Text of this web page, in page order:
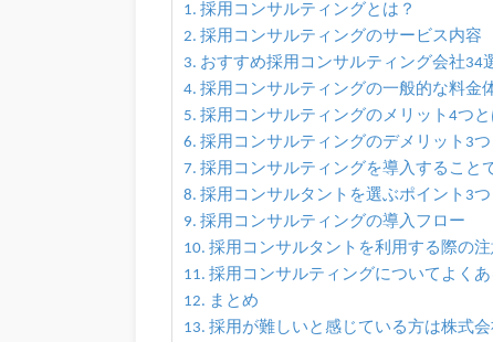
採用コンサルティングとは？
採用コンサルティングのサービス内容
おすすめ採用コンサルティング会社34
採用コンサルティングの一般的な料金
採用コンサルティングのメリット4つと
採用コンサルティングのデメリット3つ
採用コンサルティングを導入すること
採用コンサルタントを選ぶポイント3つ
採用コンサルティングの導入フロー
採用コンサルタントを利用する際の注
採用コンサルティングについてよくあ
まとめ
採用が難しいと感じている方は株式